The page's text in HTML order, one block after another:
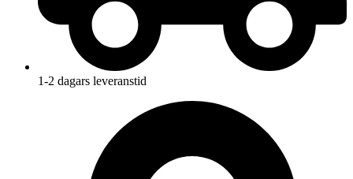
1-2 dagars leveranstid